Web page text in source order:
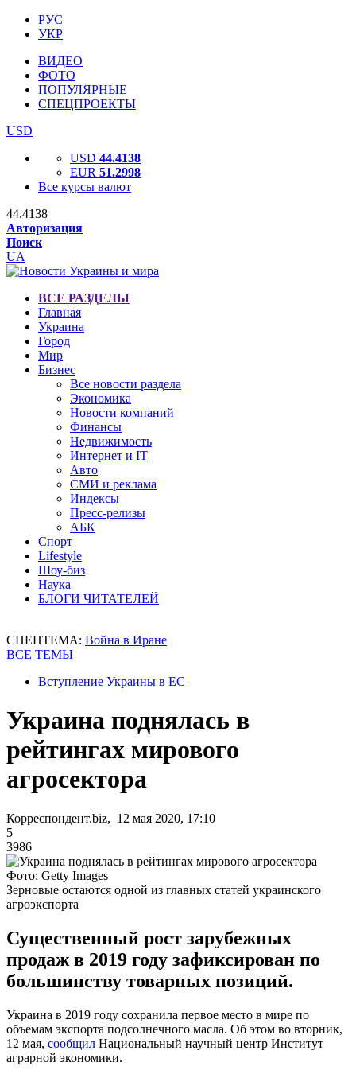
РУС
УКР
ВИДЕО
ФОТО
ПОПУЛЯРНЫЕ
СПЕЦПРОЕКТЫ
USD
USD 44.4138
EUR 51.2998
Все курсы валют
44.4138
Авторизация
Поиск
UA
ВСЕ РАЗДЕЛЫ
Главная
Украина
Город
Мир
Бизнес
Все новости раздела
Экономика
Новости компаний
Финансы
Недвижимость
Интернет и IT
Авто
СМИ и реклама
Индексы
Пресс-релизы
АБК
Спорт
Lifestyle
Шоу-биз
Наука
БЛОГИ ЧИТАТЕЛЕЙ
СПЕЦТЕМА: Война в Иране
ВСЕ ТЕМЫ
Вступление Украины в ЕС
Украина поднялась в
рейтингах мирового
агросектора
Корреспондент.biz, 12 мая 2020, 17:10
5
3986
Фото: Getty Images
Зерновые остаются одной из главных статей украинского
агроэкспорта
Существенный рост зарубежных
продаж в 2019 году зафиксирован по
большинству товарных позиций.
Украина в 2019 году сохранила первое место в мире по
объемам экспорта подсолнечного масла. Об этом во вторник,
12 мая, сообщил Национальный научный центр Институт
аграрной экономики.